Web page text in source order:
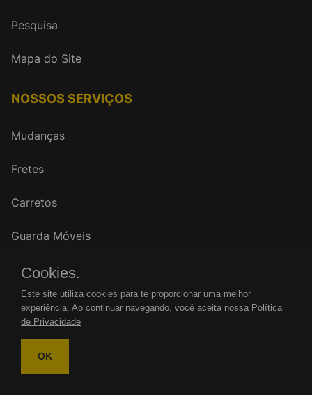
Pesquisa
Mapa do Site
NOSSOS SERVIÇOS
Mudanças
Fretes
Carretos
Guarda Móveis
FALE CONOSCO
WhatsApp: (11)
Cookies.
Este site utiliza cookies para te proporcionar uma melhor
experiência. Ao continuar navegando, você aceita nossa Política
de Privacidade
OK